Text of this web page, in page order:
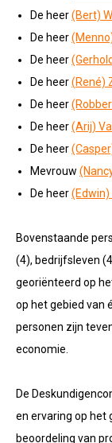
De heer(Bert)
De heer
De heer
De heer(René)
De heer
De heer(Arij)
De heer
Mevrouw
De heer(Edwin)
Bovenstaande
(4), bedrijfsleven
georiënteerd op
op het gebied van
personen zijn
economie.
De
en ervaring op het
beoordeling van